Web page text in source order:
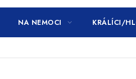
NA NEMOCI KRÁLÍCI/